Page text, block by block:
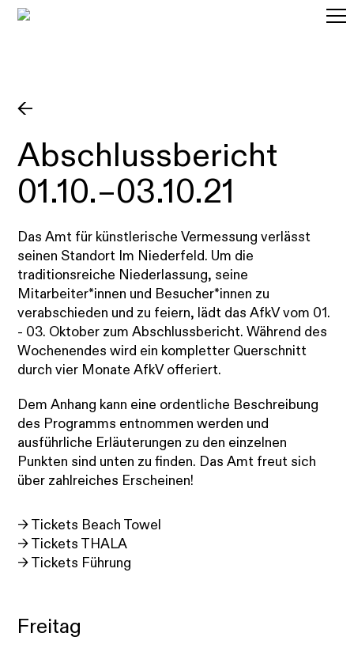
Amtsidee
Vergangene Einsatzgebiete
Künstler*innen
←
Abschluss­bericht
01.10.–03.10.21
Das Amt für künstlerische Vermessung verlässt
seinen Standort Im Niederfeld. Um die
traditionsreiche Niederlassung, seine
Mitarbeiter*innen und Besucher*innen zu
verabschieden und zu feiern, lädt das AfkV vom 01.
- 03. Oktober zum Abschlussbericht. Während des
Wochenendes wird ein kompletter Querschnitt
durch vier Monate AfkV offeriert.
Dem Anhang kann eine ordentliche Beschreibung
des Programms entnommen werden und
ausführliche Erläuterungen zu den einzelnen
Punkten sind unten zu finden. Das Amt freut sich
über zahlreiches Erscheinen!
→ Tickets Beach Towel
→ Tickets THALA
→ Tickets Führung
Freitag